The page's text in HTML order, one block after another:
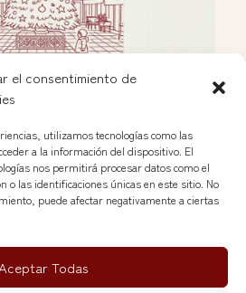
el consentimiento de
utilizamos tecnologías como las
a la información del dispositivo. El
nos permitirá procesar datos como el
o las identificaciones únicas en este sitio. No
puede afectar negativamente a ciertas
Todas
en las Nuevas Galerías